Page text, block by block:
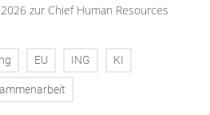
zur Chief Human Resources
EU ING KI